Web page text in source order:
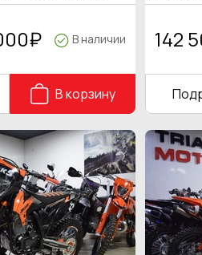
₽ В наличии
В корзину
142